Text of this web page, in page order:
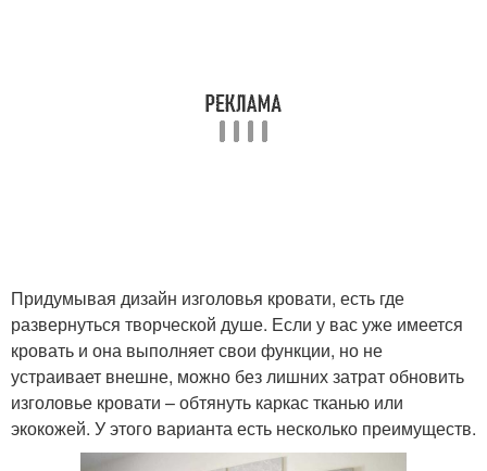
Придумывая дизайн изголовья кровати, есть где
развернуться творческой душе. Если у вас уже имеется
кровать и она выполняет свои функции, но не
устраивает внешне, можно без лишних затрат обновить
изголовье кровати – обтянуть каркас тканью или
экокожей. У этого варианта есть несколько преимуществ.